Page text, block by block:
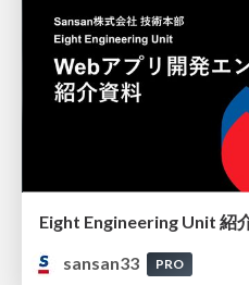
Eight Engineering Unit 紹
sansan33
PRO